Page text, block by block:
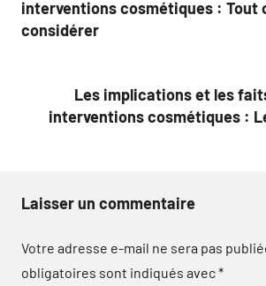
l’article
interventions cosmétiques : Tout
considérer
Les implications et les
interventions cosmétiques :
Laisser un commentaire
Votre adresse e-mail ne sera pas
obligatoires sont indiqués avec*